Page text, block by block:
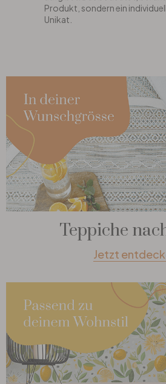
Produkt, sondern ein
Unikat.
Teppiche
Jetzt